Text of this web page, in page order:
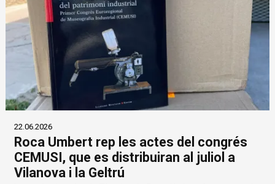
22.06.2026
Roca Umbert rep les actes del congrés
CEMUSI, que es distribuiran al juliol a
Vilanova i la Geltrú